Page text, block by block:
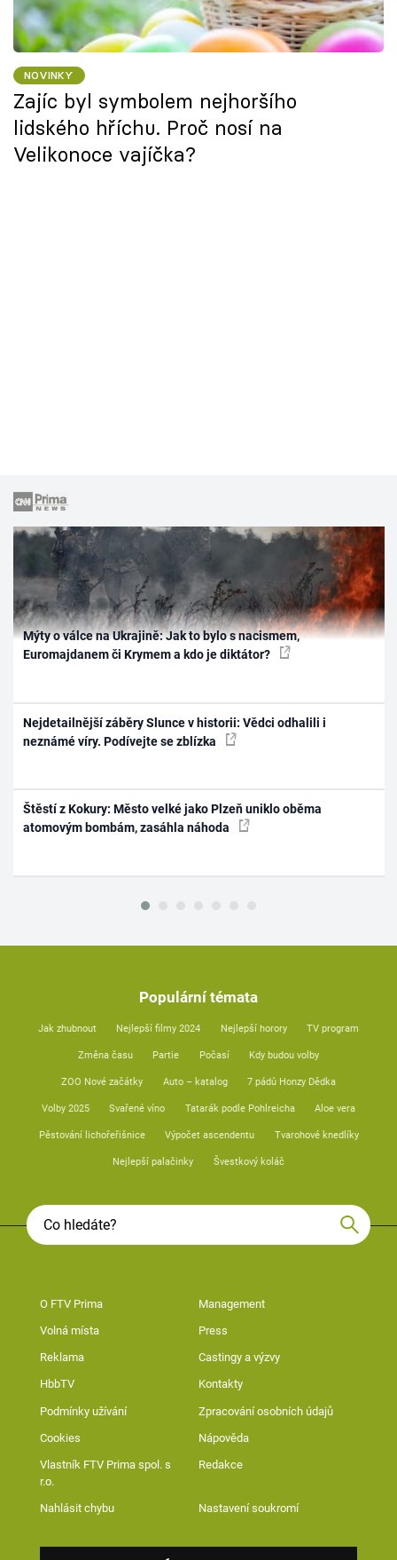
NOVINKY
Zajíc byl symbolem nejhoršího
lidského hříchu. Proč nosí na
Velikonoce vajíčka?
Mýty o válce na Ukrajině: Jak to bylo s nacismem,
Euromajdanem či Krymem a kdo je diktátor?
Nejdetailnější záběry Slunce v historii: Vědci odhalili i
neznámé víry. Podívejte se zblízka
Štěstí z Kokury: Město velké jako Plzeň uniklo oběma
atomovým bombám, zasáhla náhoda
Populární témata
Jak zhubnout Nejlepší filmy 2024 Nejlepší horory TV program
Změna času Partie Počasí Kdy budou volby
ZOO Nové začátky Auto – katalog 7 pádů Honzy Dědka
Volby 2025 Svařené víno Tatarák podle Pohlreicha Aloe vera
Pěstování lichořeřišnice Výpočet ascendentu Tvarohové knedlíky
Nejlepší palačinky Švestkový koláč
O FTV Prima Management
Volná místa Press
Reklama Castingy a výzvy
HbbTV Kontakty
Podmínky užívání Zpracování osobních údajů
Cookies Nápověda
Vlastník FTV Prima spol. s
r.o.
Redakce
Nahlásit chybu Nastavení soukromí